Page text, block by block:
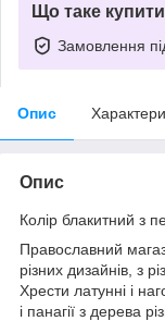
Що таке
Замовлення
Опис
Опис
Колір блакитний з
Православний
різних дизайнів з
Хрести латунні і
і панагії з дерева